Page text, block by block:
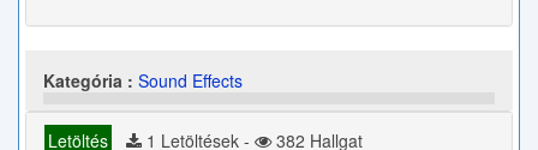
Kategória : Sound Effects
Letöltés 1 Letöltések - 382 Hallgat